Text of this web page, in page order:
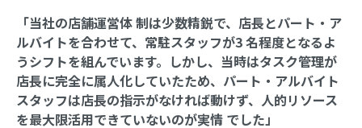
「当社の店舗運営体 制は少数精鋭で、店長とパート・ア
ルバイトを合わせて、常駐スタッフが3 名程度となるよ
うシフトを組んでいます。しかし、当時はタスク管理が
店長に完全に属人化していたため、パート・アルバイト
スタッフは店長の指示がなければ動けず、人的リソース
を最大限活用できていないのが実情 でした」